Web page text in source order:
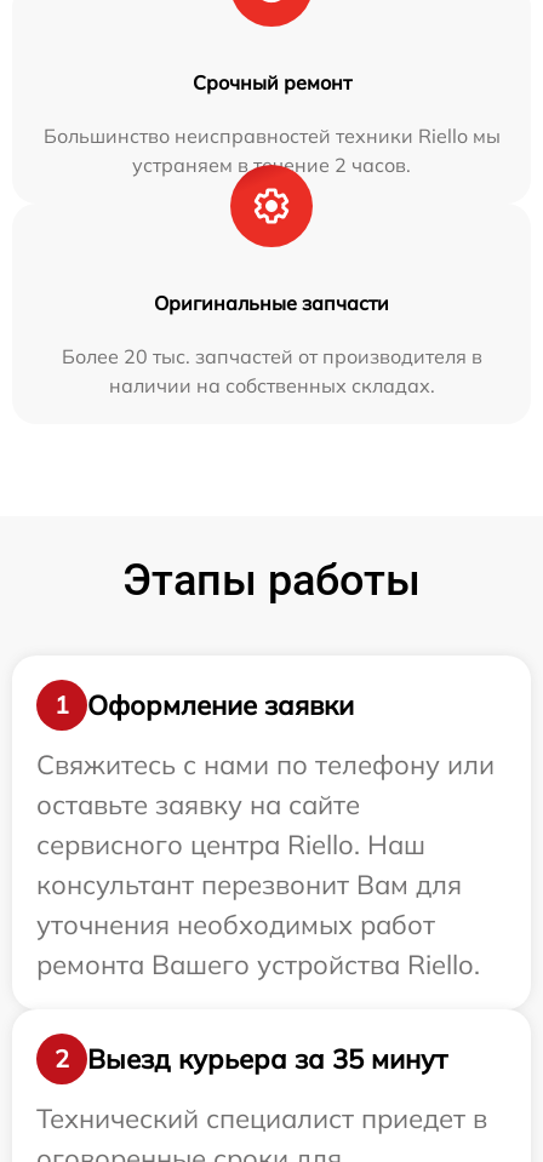
Срочный ремонт
Большинство неисправностей техники Riello мы
устраняем в течение 2 часов.
Оригинальные запчасти
Более 20 тыс. запчастей от производителя в
наличии на собственных складах.
Этапы работы
1
Оформление заявки
Свяжитесь с нами по телефону или
оставьте заявку на сайте
сервисного центра Riello. Наш
консультант перезвонит Вам для
уточнения необходимых работ
ремонта Вашего устройства Riello.
2
Выезд курьера за 35 минут
Технический специалист приедет в